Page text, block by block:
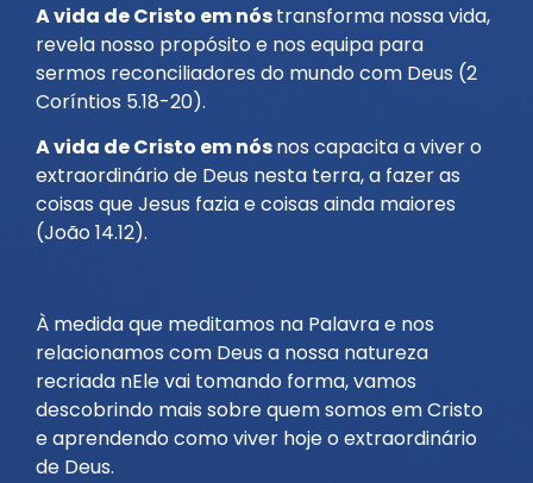
A vida de Cristo em nóstransforma nossa vida,
revela nosso propósito e nos equipa para
sermos reconciliadores do mundo com Deus (2
Coríntios 5.18-20).
A vida de Cristo em nósnos capacita a viver o
extraordinário de Deus nesta terra, a fazer as
coisas que Jesus fazia e coisas ainda maiores
(João 14.12).
À medida que meditamos na Palavra e nos
relacionamos com Deus a nossa natureza
recriada nEle vai tomando forma, vamos
descobrindo mais sobre quem somos em Cristo
e aprendendo como viver hoje o extraordinário
de Deus.